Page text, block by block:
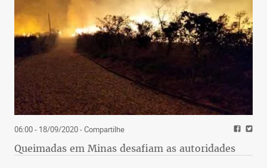
06:00 - 18/09/2020- Compartilhe
Queimadas em Minas desafiam as autoridades